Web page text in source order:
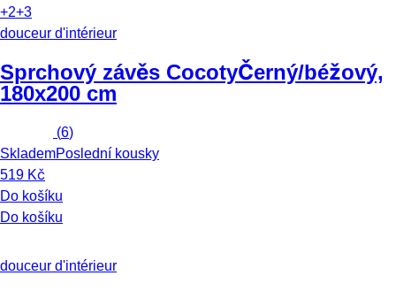
+2+3
douceur d'intérieur
Sprchový závěs CocotyČerný/béžový,
180x200 cm
(6)
SklademPoslední kousky
519 Kč
Do košíku
Do košíku
douceur d'intérieur